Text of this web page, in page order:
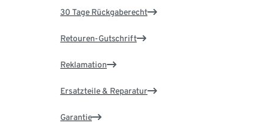
30 Tage Rückgaberecht
Retouren-Gutschrift
Reklamation
Ersatzteile & Reparatur
Garantie